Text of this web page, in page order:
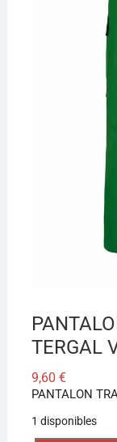
TERGAL
9,60 €
PANTALON
1 disponibles
¡Hola! Soy el
Cuéntame qué
aunque no